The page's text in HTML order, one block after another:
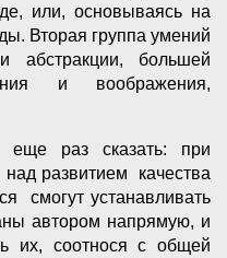
или, основываясь на
Вторая группа умений
абстракции, большей
и воображения,
еще раз сказать: при
развитием качества
смогут устанавливать
автором напрямую, и
их, соотнося с общей